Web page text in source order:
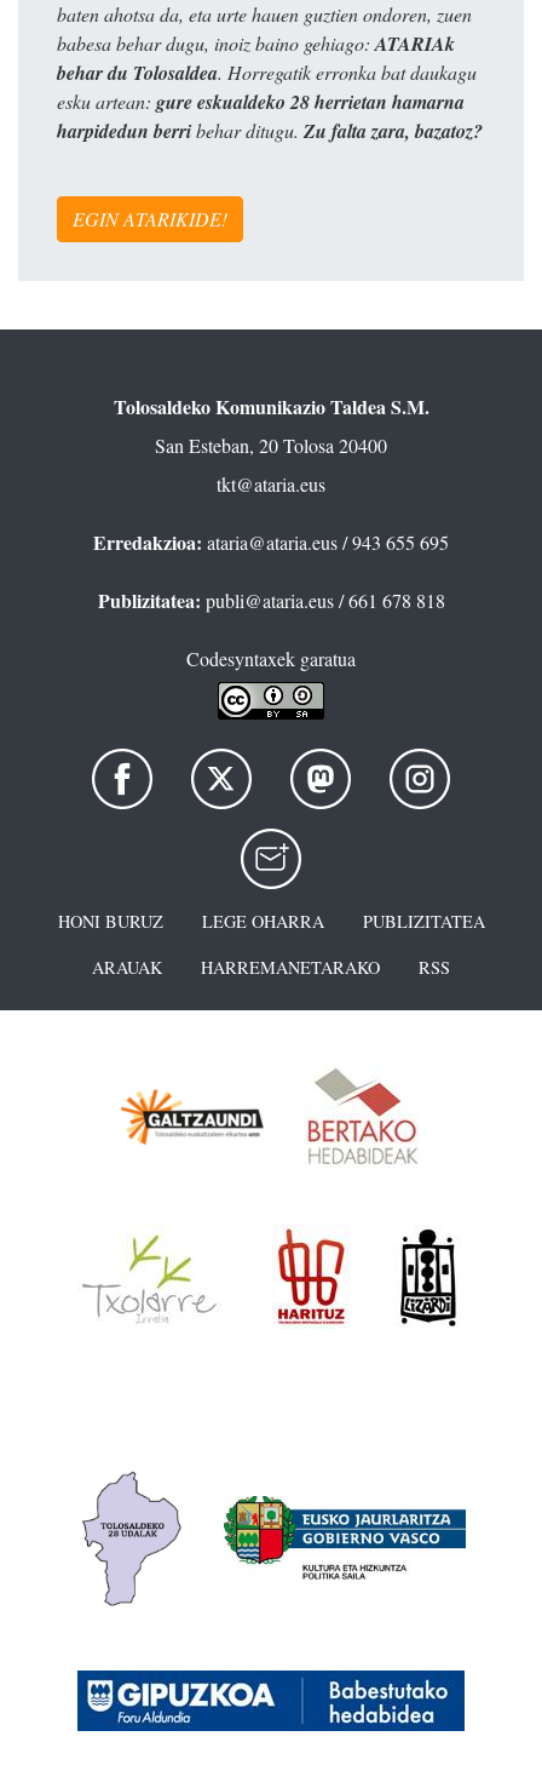
baten ahotsa da, eta urte hauen guztien ondoren, zuen
babesa behar dugu, inoiz baino gehiago: ATARIAk
behar du Tolosaldea. Horregatik erronka bat daukagu
esku artean: gure eskualdeko 28 herrietan hamarna
harpidedun berribehar ditugu. Zu falta zara, bazatoz?
EGIN ATARIKIDE!
Tolosaldeko Komunikazio Taldea S.M.
San Esteban, 20 Tolosa 20400
tkt@ataria.eus
Erredakzioa: ataria@ataria.eus/ 943 655 695
Publizitatea: publi@ataria.eus/ 661 678 818
Codesyntaxek garatua
HONI BURUZ LEGE OHARRA
PUBLIZITATEA
ARAUAK
HARREMANETARAKO RSS